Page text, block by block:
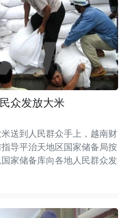
众发放大米
送到人民群众手上，越南财
导平治天地区国家储备局按
家储备库向各地人民群众发